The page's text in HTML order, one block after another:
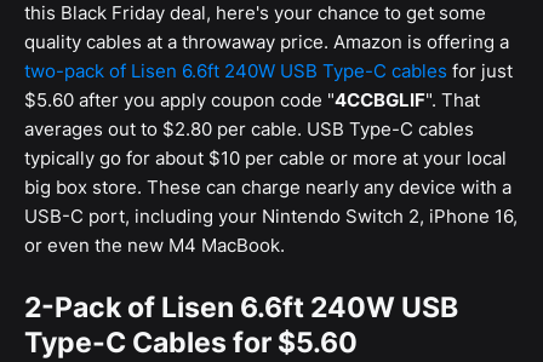
this Black Friday deal, here's your chance to get some
quality cables at a throwaway price. Amazon is offering a
two-pack of Lisen 6.6ft 240W USB Type-C cables for just
$5.60 after you apply coupon code "4CCBGLIF". That
averages out to $2.80 per cable. USB Type-C cables
typically go for about $10 per cable or more at your local
big box store. These can charge nearly any device with a
USB-C port, including your Nintendo Switch 2, iPhone 16,
or even the new M4 MacBook.
2-Pack of Lisen 6.6ft 240W USB
Type-C Cables for $5.60